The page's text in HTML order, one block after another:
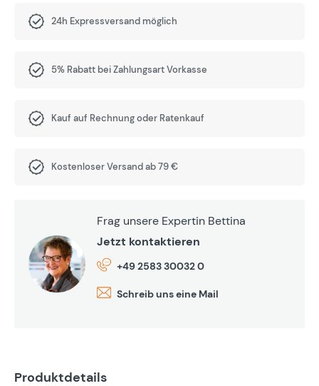
24h Expressversand möglich
5% Rabatt bei Zahlungsart Vorkasse
Kauf auf Rechnung oder Ratenkauf
Kostenloser Versand ab 79 €
Frag unsere Expertin Bettina
Jetzt kontaktieren
+49 2583 30032 0
Schreib uns eine Mail
Produktdetails